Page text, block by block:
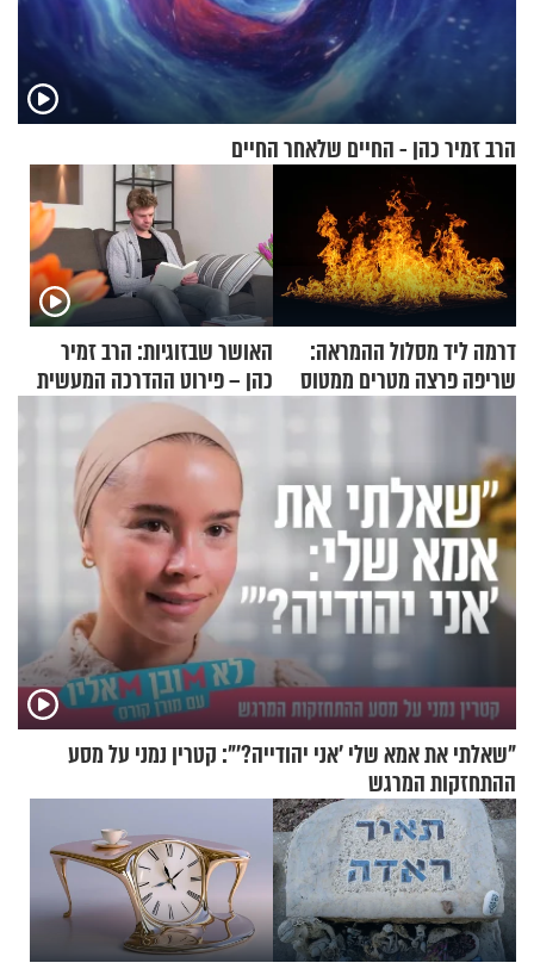
הרב זמיר כהן - החיים שלאחר החיים
דרמה ליד מסלול ההמראה:
שריפה פרצה מטרים ממטוס
האושר שבזוגיות: הרב זמיר
כהן – פירוט ההדרכה המעשית
"שאלתי את אמא שלי 'אני יהודייה?'": קטרין נמני על מסע
ההתחזקות המרגש